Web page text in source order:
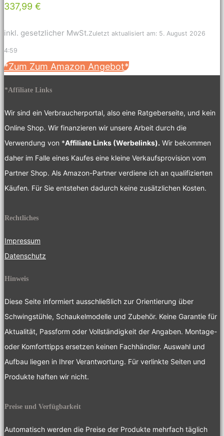
337,99 €
inkl. gesetzlicher MwSt.Zuletzt aktualisiert am: 5. August 2026
4:59
*Zum Zum Amazon Angebot*
*Affiliate Links
Wir sind ein Verbraucherportal, also eine Ratgeberseite, und kein
Online Shop. Wir finanzieren wir unsere Arbeit durch die
Verwendung von *Affiliate Links (Werbelinks). Wir bekommen
daher im Falle eines Kaufes eine kleine Verkaufsprovision vom
Partner Shop. Als Amazon-Partner verdiene ich an qualifizierten
Käufen. Für Sie entstehen dadurch keine zusätzlichen Kosten.
Rechtliches
Impressum
Datenschutz
Hinweis
Diese Seite informiert ausschließlich zur Orientierung über
Schwingstühle, Schaukelmodelle und Zubehör. Keine Garantie für
Aktualität, Passform oder Vollständigkeit der Angaben. Montage-
oder Komforttipps ersetzen keinen Fachhändler. Auswahl und
Aufbau liegen in Ihrer Verantwortung. Für verlinkte Seiten und
Produkte haften wir nicht.
Preise und Verfügbarkeit
Automatisch werden die Preise der Produkte mehrfach täglich